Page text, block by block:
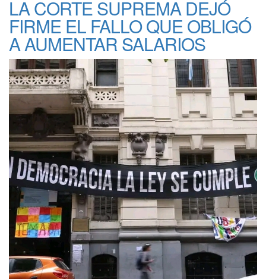
LA CORTE SUPREMA DEJÓ
FIRME EL FALLO QUE OBLIGÓ
A AUMENTAR SALARIOS